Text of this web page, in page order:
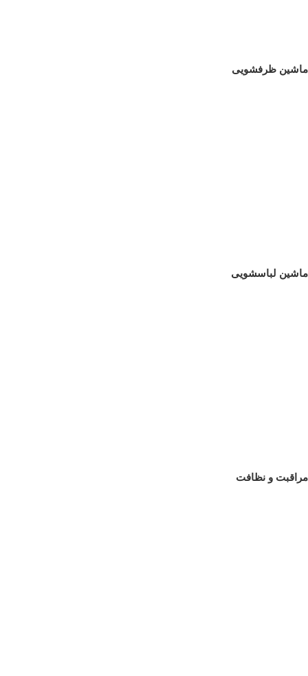
ماشین ظرفشویی
ماشین لباسشویی
مراقبت و نظافت